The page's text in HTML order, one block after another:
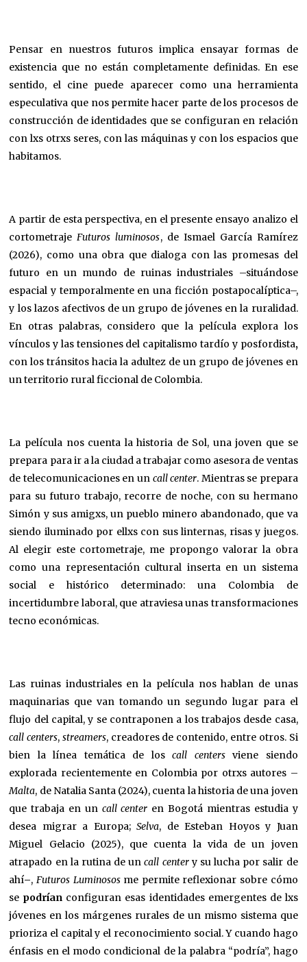
Pensar en nuestros futuros implica ensayar formas de
existencia que no están completamente definidas. En ese
sentido, el cine puede aparecer como una herramienta
especulativa que nos permite hacer parte de los procesos de
construcción de identidades que se configuran en relación
con lxs otrxs seres, con las máquinas y con los espacios que
habitamos.
A partir de esta perspectiva, en el presente ensayo analizo el
cortometrajeFuturos luminosos, de Ismael García Ramírez
(2026), como una obra que dialoga con las promesas del
futuro en un mundo de ruinas industriales –situándose
espacial y temporalmente en una ficción postapocalíptica–,
y los lazos afectivos de un grupo de jóvenes en la ruralidad.
En otras palabras, considero que la película explora los
vínculos y las tensiones del capitalismo tardío y posfordista,
con los tránsitos hacia la adultez de un grupo de jóvenes en
un territorio rural ficcional de Colombia.
La película nos cuenta la historia de Sol, una joven que se
prepara para ir a la ciudad a trabajar como asesora de ventas
de telecomunicaciones en un call center. Mientras se prepara
para su futuro trabajo, recorre de noche, con su hermano
Simón y sus amigxs, un pueblo minero abandonado, que va
siendo iluminado por ellxs con sus linternas, risas y juegos.
Al elegir este cortometraje, me propongo valorar la obra
como una representación cultural inserta en un sistema
social e histórico determinado: una Colombia de
incertidumbre laboral, que atraviesa unas transformaciones
tecno económicas.
Las ruinas industriales en la película nos hablan de unas
maquinarias que van tomando un segundo lugar para el
flujo del capital, y se contraponen a los trabajos desde casa,
call centers, streamers, creadores de contenido, entre otros. Si
bien la línea temática de loscall centersviene siendo
explorada recientemente en Colombia por otrxs autores –
Malta, de Natalia Santa (2024), cuenta la historia de una joven
que trabaja en un call center en Bogotá mientras estudia y
desea migrar a Europa;Selva, de Esteban Hoyos y Juan
Miguel Gelacio (2025), que cuenta la vida de un joven
atrapado en la rutina de uncall centery su lucha por salir de
ahí–,Futuros Luminososme permite reflexionar sobre cómo
se podrían configuran esas identidades emergentes de lxs
jóvenes en los márgenes rurales de un mismo sistema que
prioriza el capital y el reconocimiento social. Y cuando hago
énfasis en el modo condicional de la palabra “podría”, hago